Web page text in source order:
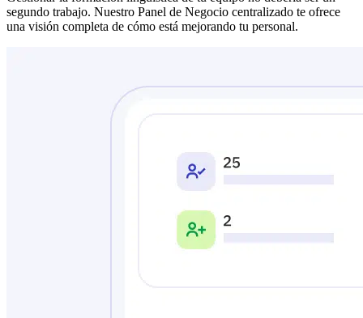
segundo trabajo. Nuestro Panel de Negocio centralizado te ofrece
una visión completa de cómo está mejorando tu personal.